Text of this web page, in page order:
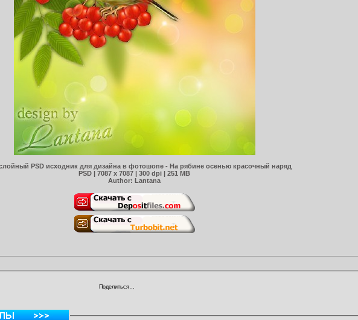
PSD исходник для дизайна в фотошопе - На рябине осенью красочный наряд
PSD | 7087 x 7087 | 300 dpi | 251 MB
Author: Lantana
Поделиться…